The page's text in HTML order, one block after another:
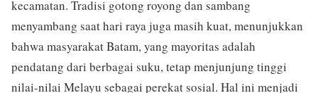
kecamatan. Tradisi gotong royong dan sambang
menyambang saat hari raya juga masih kuat, menunjukkan
bahwa masyarakat Batam, yang mayoritas adalah
pendatang dari berbagai suku, tetap menjunjung tinggi
nilai-nilai Melayu sebagai perekat sosial. Hal ini menjadi